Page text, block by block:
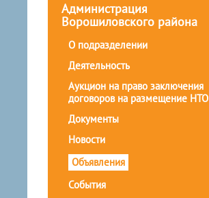
Администрация
Ворошиловского района
О подразделении
Деятельность
Аукцион на право заключения
договоров на размещение НТО
Документы
Новости
Объявления
События